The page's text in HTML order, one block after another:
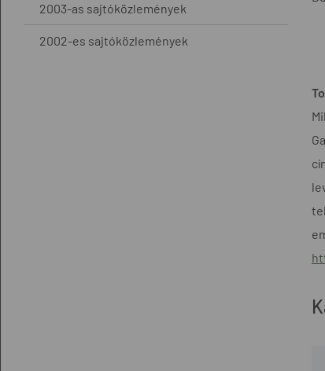
2003-as sajtóközlemények
2002-es sajtóközlemények